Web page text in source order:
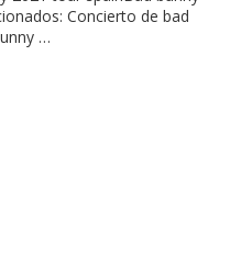
Concierto de bad
…